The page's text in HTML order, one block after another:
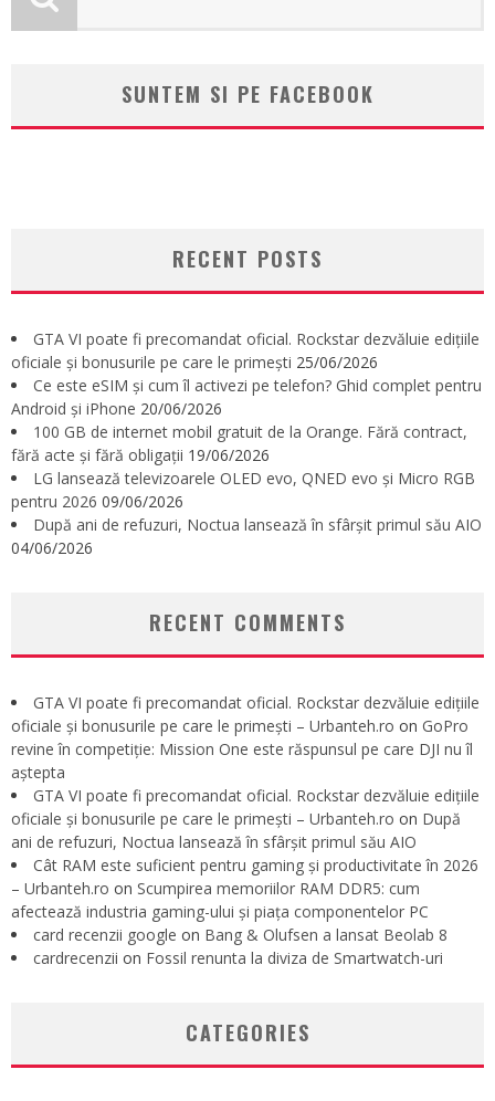
SUNTEM SI PE FACEBOOK
RECENT POSTS
GTA VI poate fi precomandat oficial. Rockstar dezvăluie edițiile
oficiale și bonusurile pe care le primești 25/06/2026
Ce este eSIM și cum îl activezi pe telefon? Ghid complet pentru
Android și iPhone 20/06/2026
100 GB de internet mobil gratuit de la Orange. Fără contract,
fără acte și fără obligații 19/06/2026
LG lansează televizoarele OLED evo, QNED evo și Micro RGB
pentru 2026 09/06/2026
După ani de refuzuri, Noctua lansează în sfârșit primul său AIO
04/06/2026
RECENT COMMENTS
GTA VI poate fi precomandat oficial. Rockstar dezvăluie edițiile
oficiale și bonusurile pe care le primești – Urbanteh.ro on GoPro
revine în competiție: Mission One este răspunsul pe care DJI nu îl
aștepta
GTA VI poate fi precomandat oficial. Rockstar dezvăluie edițiile
oficiale și bonusurile pe care le primești – Urbanteh.ro on După
ani de refuzuri, Noctua lansează în sfârșit primul său AIO
Cât RAM este suficient pentru gaming și productivitate în 2026
– Urbanteh.ro on Scumpirea memoriilor RAM DDR5: cum
afectează industria gaming-ului și piața componentelor PC
card recenzii google on Bang & Olufsen a lansat Beolab 8
cardrecenzii on Fossil renunta la diviza de Smartwatch-uri
CATEGORIES